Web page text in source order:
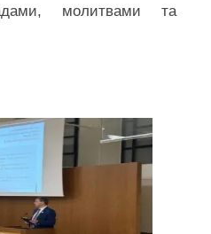
молитвами та